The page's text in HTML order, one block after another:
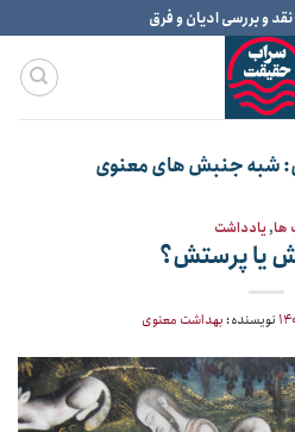
و بررسی ادیان و فرق
شبه جنبش های معنوی
ها,یادداشت
یا پرستش؟
نویسنده: بهداشت معنوی